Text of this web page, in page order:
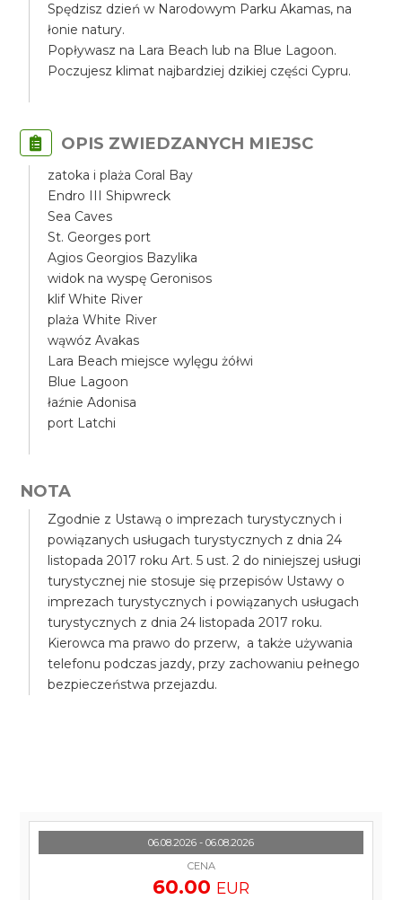
Spędzisz dzień w Narodowym Parku Akamas, na
łonie natury.
Popływasz na Lara Beach lub na Blue Lagoon.
Poczujesz klimat najbardziej dzikiej części Cypru.
OPIS ZWIEDZANYCH MIEJSC
zatoka i plaża Coral Bay
Endro III Shipwreck
Sea Caves
St. Georges port
Agios Georgios Bazylika
widok na wyspę Geronisos
klif White River
plaża White River
wąwóz Avakas
Lara Beach miejsce wylęgu żółwi
Blue Lagoon
łaźnie Adonisa
port Latchi
NOTA
Zgodnie z Ustawą o imprezach turystycznych i
powiązanych usługach turystycznych z dnia 24
listopada 2017 roku Art. 5 ust. 2 do niniejszej usługi
turystycznej nie stosuje się przepisów Ustawy o
imprezach turystycznych i powiązanych usługach
turystycznych z dnia 24 listopada 2017 roku.
Kierowca ma prawo do przerw, a także używania
telefonu podczas jazdy, przy zachowaniu pełnego
bezpieczeństwa przejazdu.
06.08.2026 - 06.08.2026
CENA
60.00 EUR